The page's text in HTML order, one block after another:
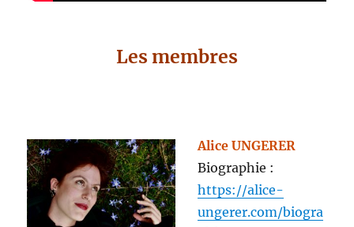
Les membres
Alice UNGERER
Biographie :
https://alice-
ungerer.com/biogra